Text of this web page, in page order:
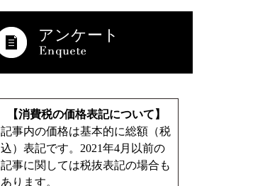
アンケート
【消費税の価格表記について】
記事内の価格は基本的に総額（税
込）表記です。2021年4月以前の
記事に関しては税抜表記の場合も
あります。